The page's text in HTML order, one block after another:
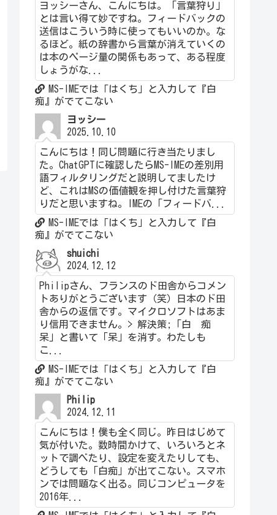
ヨッシーさん、こんにちは。「言葉狩り」
とは言い得て妙ですね。フィードバックの
送信はこういう時に使ってもいいのか。な
るほど。紙の辞書から言葉が消えていくの
は本のページ量の関係もあって、ある程度
しょうがな...
MS-IMEでは「はくち」と入力して『白
痴』がでてこない
ヨッシー
2025.10.10
こんにちは！同じ問題に行き当たりまし
た。ChatGPTに確認したらMS-IMEの差別用
語フィルタリングだと説明してましたけ
ど、これはMSの価値観を押し付けた言葉狩
りだと思いますね。IMEの「フィードバ...
MS-IMEでは「はくち」と入力して『白
痴』がでてこない
shuichi
2024.12.12
Philipさん、フランスのド田舎からコメン
トありがとうございます（笑）日本のド田
舎からの返信です。マイクロソフトはあま
り信用できません。> 解決策;「白 痴
呆」と書いて「呆」を消す。わたしも
こ...
MS-IMEでは「はくち」と入力して『白
痴』がでてこない
Philip
2024.12.11
こんにちは！僕も全く同じ。昨日はじめて
気が付いた。数時間かけて、いろいろとネ
ットで調べたり、設定を変えたりしても、
どうしても「白痴」が出てこない。スマホ
ンでは問題なく出る。同じコンピュータを
2016年...